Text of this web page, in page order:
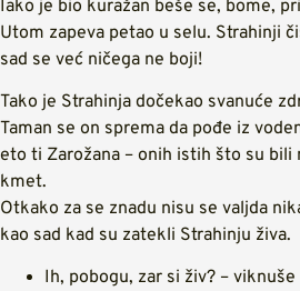
Iako je bio kuražan beše se, bome,
Utom zapeva petao u selu. Strahinji
sad se već ničega ne boji!
Tako je Strahinja dočekao svanuće
Taman se on sprema da pođe iz
eto ti Zarožana – onih istih što su bili
kmet.
Otkako za se znadu nisu se valjda
kao sad kad su zatekli Strahinju živa.
Ih, pobogu, zar si živ? –